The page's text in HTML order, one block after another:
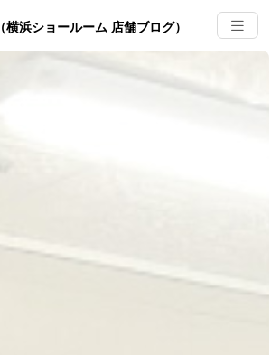
（横浜ショールーム 店舗ブログ）